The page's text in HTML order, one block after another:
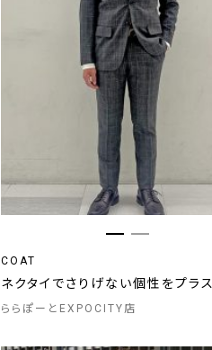
COAT
ネクタイでさりげない個性をプラス
ららぽーとEXPOCITY店